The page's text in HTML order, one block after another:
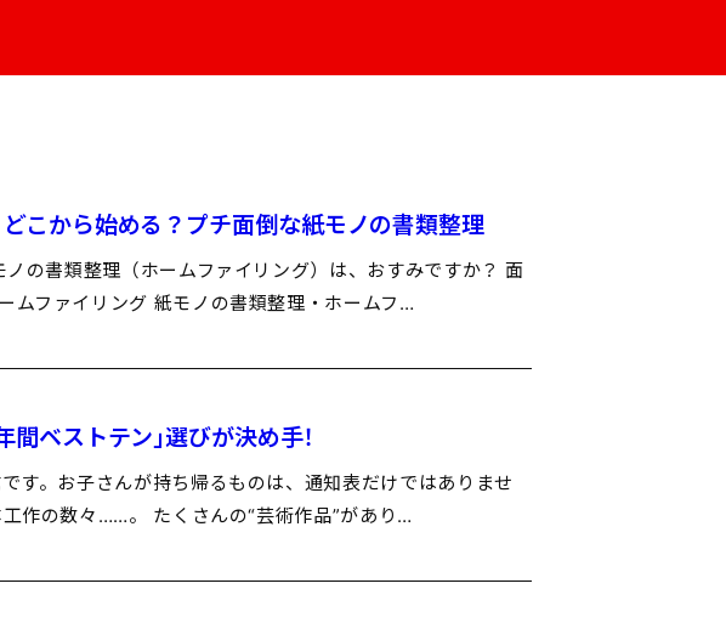
どこから始める？プチ面倒な紙モノの書類整理
の書類整理（ホームファイリング）は、おすみですか？ 面
ムファイリング 紙モノの書類整理・ホームフ…
間ベストテン」選びが決め手！
す。お子さんが持ち帰るものは、通知表だけではありませ
作の数々……。 たくさんの“芸術作品”があり…